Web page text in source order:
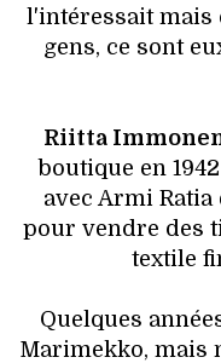
l'intéressait mais
gens, ce sont
Riitta
boutique en
avec Armi
pour vendre des
textile
Quelques
Marimekko, mais